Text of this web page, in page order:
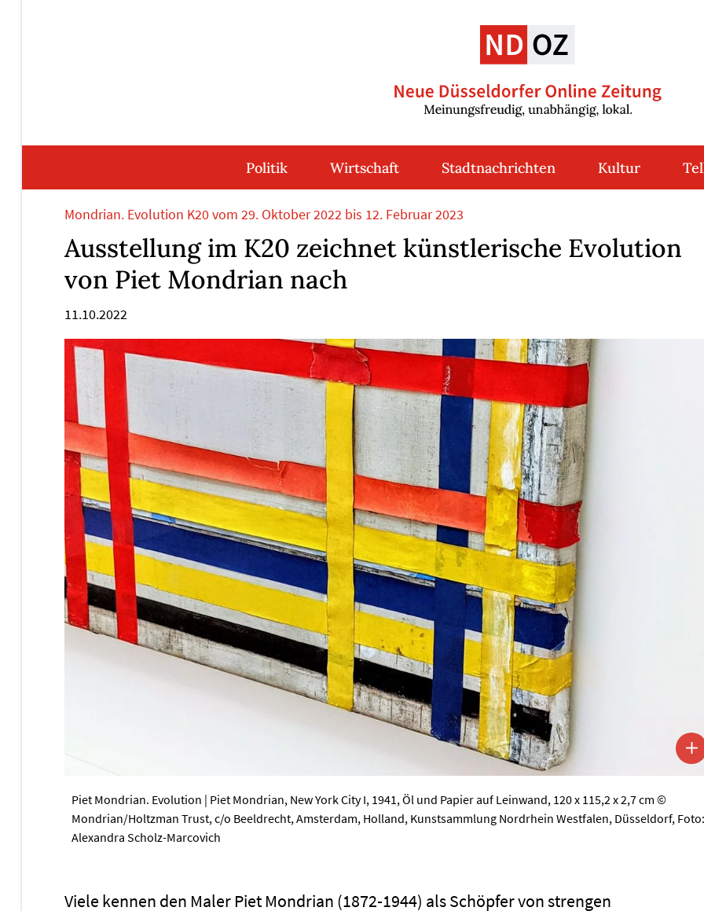
Politik Wirtschaft Stadtnachrichten Kultur
Mondrian. Evolution K20 vom 29. Oktober 2022 bis 12. Februar 2023
Ausstellung im K20 zeichnet künstlerische Evolution
von Piet Mondrian nach
11.10.2022
Piet Mondrian. Evolution | Piet Mondrian, New York City I, 1941, Öl und Papier auf Leinwand, 120 x 115,2 x 2,7 cm ©
Mondrian/Holtzman Trust, c/o Beeldrecht, Amsterdam, Holland, Kunstsammlung Nordrhein Westfalen, Düsseldorf, Foto:
Alexandra Scholz-Marcovich
Viele kennen den Maler Piet Mondrian (1872-1944) als Schöpfer von strengen